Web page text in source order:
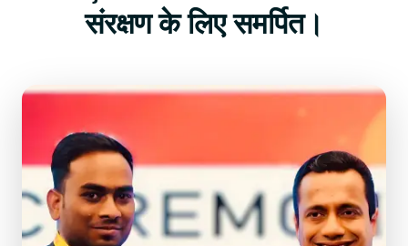
संरक्षण के लिए समर्पित।